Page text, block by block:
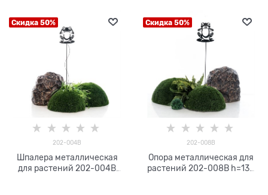
Скидка 50%
202-004B
Шпалера металлическая
для растений 202-004B
Скидка 50%
202-008B
Опора металлическая для
растений 202-008B h=130